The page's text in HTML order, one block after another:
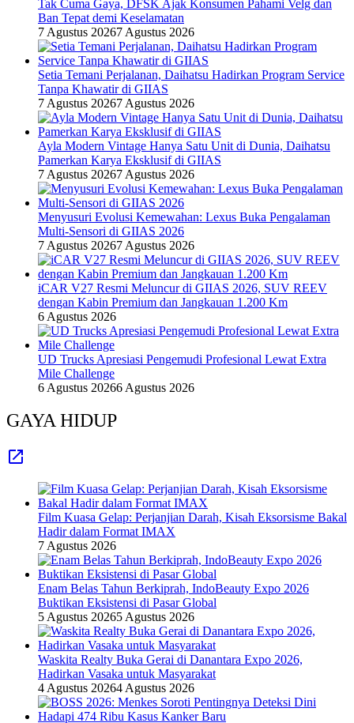
Tak Cuma Gaya, DFSK Ajak Konsumen Pahami Velg dan
Ban Tepat demi Keselamatan
7 Agustus 20267 Agustus 2026
Setia Temani Perjalanan, Daihatsu Hadirkan Program Service
Tanpa Khawatir di GIIAS
7 Agustus 20267 Agustus 2026
Ayla Modern Vintage Hanya Satu Unit di Dunia, Daihatsu
Pamerkan Karya Eksklusif di GIIAS
7 Agustus 20267 Agustus 2026
Menyusuri Evolusi Kemewahan: Lexus Buka Pengalaman
Multi-Sensori di GIIAS 2026
7 Agustus 20267 Agustus 2026
iCAR V27 Resmi Meluncur di GIIAS 2026, SUV REEV
dengan Kabin Premium dan Jangkauan 1.200 Km
6 Agustus 2026
UD Trucks Apresiasi Pengemudi Profesional Lewat Extra
Mile Challenge
6 Agustus 20266 Agustus 2026
GAYA HIDUP
Film Kuasa Gelap: Perjanjian Darah, Kisah Eksorsisme Bakal
Hadir dalam Format IMAX
7 Agustus 2026
Enam Belas Tahun Berkiprah, IndoBeauty Expo 2026
Buktikan Eksistensi di Pasar Global
5 Agustus 20265 Agustus 2026
Waskita Realty Buka Gerai di Danantara Expo 2026,
Hadirkan Vasaka untuk Masyarakat
4 Agustus 20264 Agustus 2026